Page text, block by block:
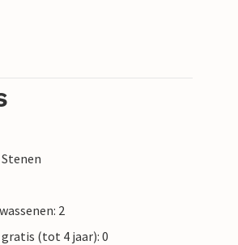
2
(tot 4 jaar): 0